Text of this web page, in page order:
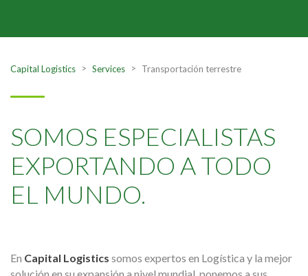
Capital Logistics > Services > Transportación terrestre
SOMOS ESPECIALISTAS
EXPORTANDO A TODO
EL MUNDO.
En Capital Logistics somos expertos en Logística y la mejor